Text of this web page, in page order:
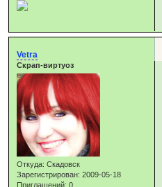
Vetra
Скрап-виртуоз
Откуда: Скадовск
Зарегистрирован: 2009-05-18
Приглашений: 0